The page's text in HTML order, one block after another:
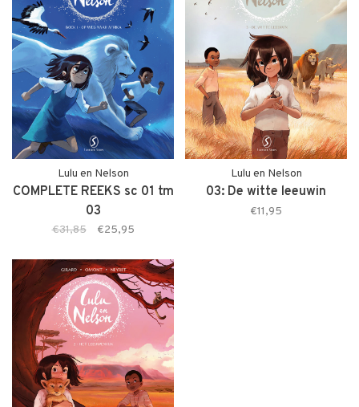
Lulu en Nelson
COMPLETE REEKS sc 01 tm
03
€31,85 €25,95
Lulu en Nelson
03: De witte leeuwin
€11,95